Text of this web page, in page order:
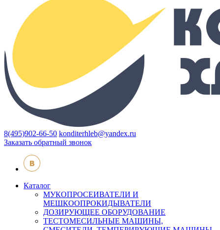
8(495)902-66-50 konditerhleb@yandex.ru
Заказать обратный звонок
Каталог
МУКОПРОСЕИВАТЕЛИ И
МЕШКООПРОКИДЫВАТЕЛИ
ДОЗИРУЮЩЕЕ ОБОРУДОВАНИЕ
ТЕСТОМЕСИЛЬНЫЕ МАШИНЫ,